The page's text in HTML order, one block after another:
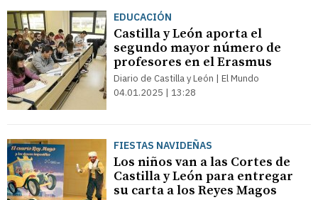
EDUCACIÓN
Castilla y León aporta el
segundo mayor número de
profesores en el Erasmus
Diario de Castilla y León | El Mundo
04.01.2025 | 13:28
FIESTAS NAVIDEÑAS
Los niños van a las Cortes de
Castilla y León para entregar
su carta a los Reyes Magos